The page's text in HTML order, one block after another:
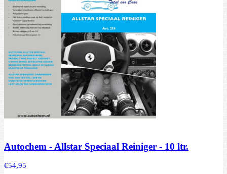
Autochem - Allstar Speciaal Reiniger - 10 ltr.
€54,95